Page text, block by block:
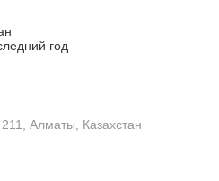
год
Алматы, Казахстан